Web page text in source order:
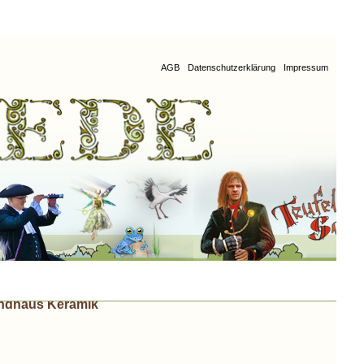
Impressum
Datenschutzerklärung
AGB
Keramik